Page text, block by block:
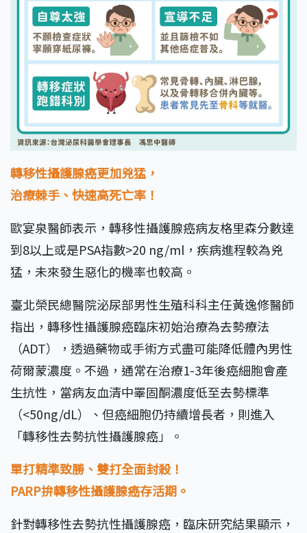
轉移性攝護腺癌更加兇猛，
治療棘手、快速高死亡率！
歐宴泉醫師表示，轉移性攝護腺癌病友格里森分數達
到8以上或是PSA指數>20 ng/ml，疾病進程較為兇
猛，未來發生惡化的機率也較高。
臺北榮民總醫院泌尿部男性生殖科科主任黃逸修醫師
指出，轉移性攝護腺癌臨床初始治療為去勢療法
（ADT），透過藥物或手術方式盡可能降低體內男性
荷爾蒙濃度。不過，通常在治療1-3年後癌細胞會產
生抗性，當病友血清中睪固酮濃度低至去勢標準
（<50ng/dL）、但癌細胞仍持續增長者，則進入
「轉移性去勢抗性攝護腺癌」。
單打精準致勝、雙打全面封殺！
PARP拚轉移性攝護腺癌存活期。
針對轉移性去勢抗性攝護腺癌，臨床研究結果顯示，